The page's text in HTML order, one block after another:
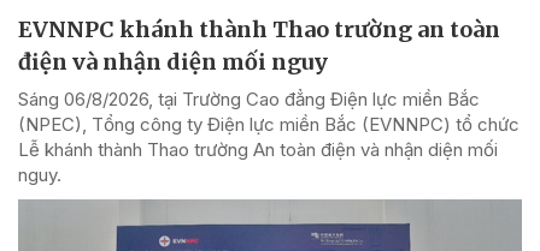
EVNNPC khánh thành Thao trường an toàn
điện và nhận diện mối nguy
Sáng 06/8/2026, tại Trường Cao đẳng Điện lực miền Bắc
(NPEC), Tổng công ty Điện lực miền Bắc (EVNNPC) tổ chức
Lễ khánh thành Thao trường An toàn điện và nhận diện mối
nguy.